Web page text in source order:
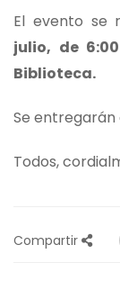
El evento se
julio, de
Biblioteca.
Se
Todos,
Compartir